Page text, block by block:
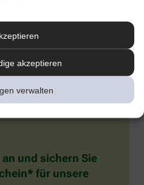
akzeptieren
verwalten
New Accuracy Metric. J Diabetes Sci
2024;18(3):644–652. doi:
und sichern Sie
für unsere